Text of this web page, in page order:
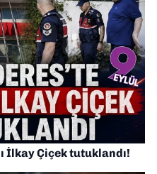
İlkay Çiçek tutuklandı!